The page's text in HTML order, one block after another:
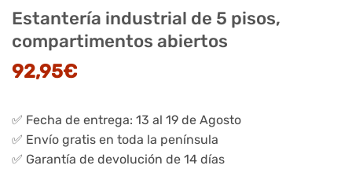
Estantería industrial de 5 pisos,
compartimentos abiertos
92,95€
✅ Fecha de entrega: 13 al 19 de Agosto
✅ Envío gratis en toda la península
✅ Garantía de devolución de 14 días